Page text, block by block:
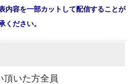
内容を一部カットして配信することが
ください。
頂いた方全員